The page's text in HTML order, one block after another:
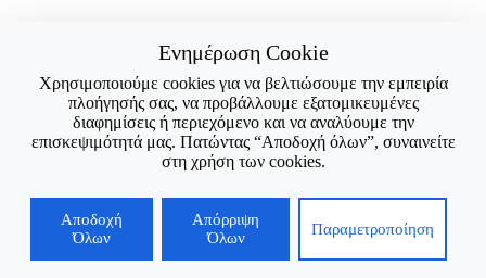
Copyright © 2026 - Τηλέφωνο Επικοινωνίας : 2710 230139 ||
Ενημέρωση Cookie
Χρησιμοποιούμε cookies για να βελτιώσουμε την εμπειρία
πλοήγησής σας, να προβάλλουμε εξατομικευμένες
διαφημίσεις ή περιεχόμενο και να αναλύουμε την
επισκεψιμότητά μας. Πατώντας “Αποδοχή όλων”, συναινείτε
στη χρήση των cookies.
Αποδοχή
Όλων
Απόρριψη
Όλων
Παραμετροποίηση